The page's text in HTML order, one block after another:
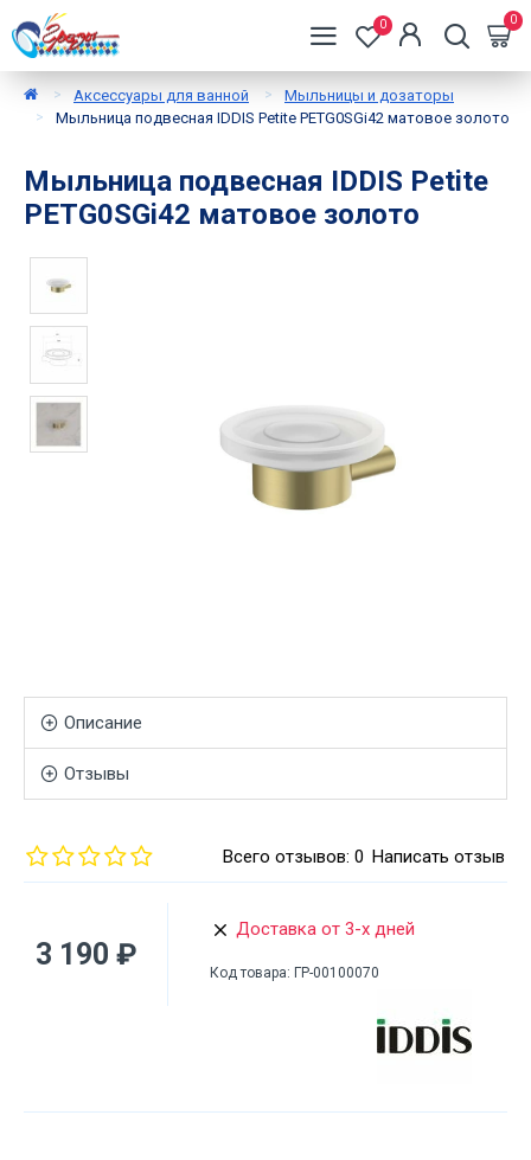
0 0
Аксессуары для ванной
Мыльницы и дозаторы
Мыльница подвесная IDDIS Petite PETG0SGi42 матовое золото
Мыльница подвесная IDDIS Petite
PETG0SGi42 матовое золото
Описание
Отзывы
Всего отзывов: 0 Написать отзыв
3 190 ₽
Доставка от 3-х дней
Код товара: ГР-00100070